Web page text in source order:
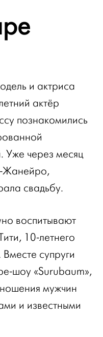
и актриса
актёр
познакомились
Уже через месяц
Жанейро,
свадьбу.
воспитывают
10-летнего
супруги
шоу «Surubaum»,
мужчин
и известными